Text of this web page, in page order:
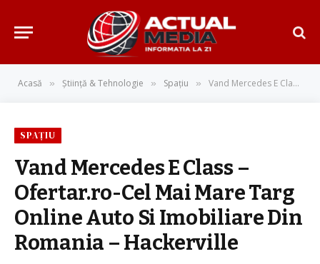
Acasă » Știință & Tehnologie » Spațiu » Vand Mercedes E Class – Ofertar.ro-Cel Mai Mare Targ Online Auto Si Imobiliare Din Romania – Hackerville
SPAȚIU
Vand Mercedes E Class –
Ofertar.ro-Cel Mai Mare Targ
Online Auto Si Imobiliare Din
Romania – Hackerville